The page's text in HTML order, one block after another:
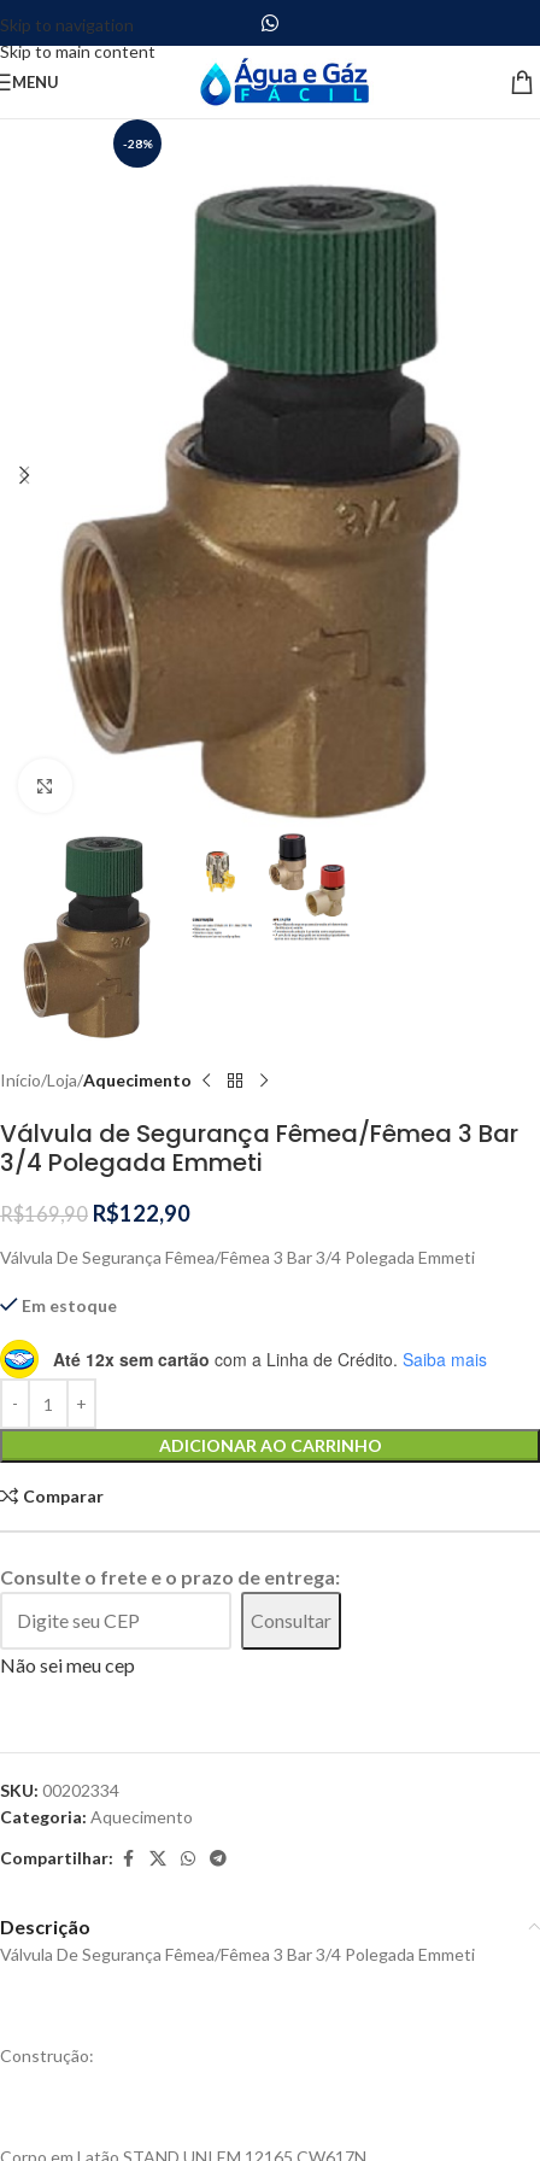
Skip to navigation
Skip to main content
MENU
-28%
Clique para ampliar
Início Loja Aquecimento
Válvula de Segurança Fêmea/Fêmea 3 Bar
3/4 Polegada Emmeti
R$169,90 R$122,90
Válvula De Segurança Fêmea/Fêmea 3 Bar 3/4 Polegada Emmeti
Em estoque
Até 12x sem cartão com a Linha de Crédito. Saiba mais
ADICIONAR AO CARRINHO
Comparar
Consulte o frete e o prazo de entrega:
Consultar
Não sei meu cep
SKU: 00202334
Categoria: Aquecimento
Compartilhar:
Descrição
Válvula De Segurança Fêmea/Fêmea 3 Bar 3/4 Polegada Emmeti
Construção:
Corpo em Latão STAND UNI EM 12165 CW617N